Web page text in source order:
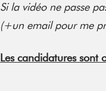
Si la vidéo ne passe
(+un email pour me
Les candidatures sont